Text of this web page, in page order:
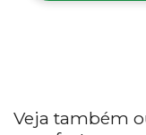
Veja também